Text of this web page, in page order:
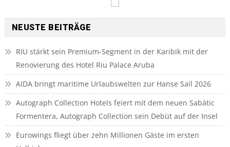
NEUSTE BEITRÄGE
RIU stärkt sein Premium-Segment in der Karibik mit der
Renovierung des Hotel Riu Palace Aruba
AIDA bringt maritime Urlaubswelten zur Hanse Sail 2026
Autograph Collection Hotels feiert mit dem neuen Sabàtic
Formentera, Autograph Collection sein Debüt auf der Insel
Eurowings fliegt über zehn Millionen Gäste im ersten